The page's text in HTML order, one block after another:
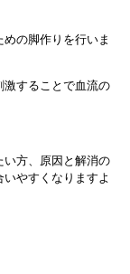
の脚作りを行いま
激することで血流の
い方、原因と解消の
やすくなりますよ